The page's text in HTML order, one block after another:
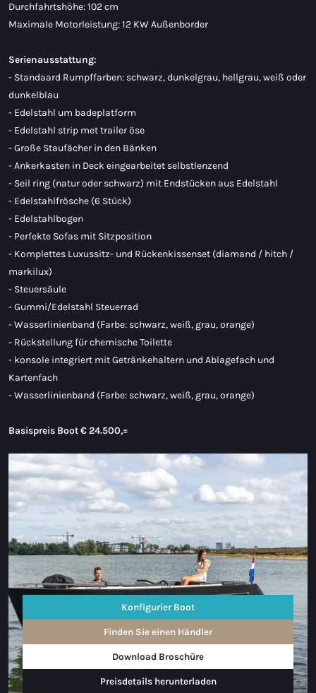
Durchfahrtshöhe: 102 cm
Maximale Motorleistung: 12 KW Außenborder
Serienausstattung:
- Standaard Rumpffarben: schwarz, dunkelgrau, hellgrau, weiß oder
dunkelblau
- Edelstahl um badeplatform
- Edelstahl strip met trailer öse
- Große Staufächer in den Bänken
- Ankerkasten in Deck eingearbeitet selbstlenzend
- Seil ring (natur oder schwarz) mit Endstücken aus Edelstahl
- Edelstahlfrösche (6 Stück)
- Edelstahlbogen
- Perfekte Sofas mit Sitzposition
- Komplettes Luxussitz- und Rückenkissenset (diamand / hitch /
markilux)
- Steuersäule
- Gummi/Edelstahl Steuerrad
- Wasserlinienband (Farbe: schwarz, weiß, grau, orange)
- Rückstellung für chemische Toilette
- konsole integriert mit Getränkehaltern und Ablagefach und
Kartenfach
- Wasserlinienband (Farbe: schwarz, weiß, grau, orange)
Basispreis Boot€ 24.500,=
Konfigurier Boot
Finden Sie einen Händler
Download Broschüre
Preisdetails herunterladen